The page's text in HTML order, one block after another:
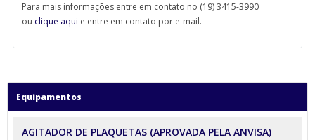
Para mais informações entre em contato no (19) 3415-3990
ou clique aqui e entre em contato por e-mail.
Equipamentos
AGITADOR DE PLAQUETAS (APROVADA PELA ANVISA)